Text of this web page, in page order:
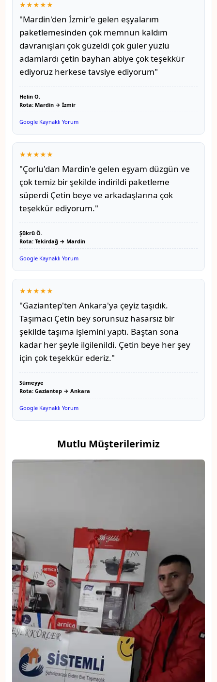
★★★★★
"Mardin'den İzmir'e gelen eşyalarım
paketlemesinden çok memnun kaldım
davranışları çok güzeldi çok güler yüzlü
adamlardı çetin bayhan abiye çok teşekkür
ediyoruz herkese tavsiye ediyorum"
Helin Ö.
Rota: Mardin → İzmir
Google Kaynaklı Yorum
★★★★★
"Çorlu'dan Mardin'e gelen eşyam düzgün ve
çok temiz bir şekilde indirildi paketleme
süperdi Çetin beye ve arkadaşlarına çok
teşekkür ediyorum."
Şükrü Ö.
Rota: Tekirdağ → Mardin
Google Kaynaklı Yorum
★★★★★
"Gaziantep'ten Ankara'ya çeyiz taşıdık.
Taşımacı Çetin bey sorunsuz hasarsız bir
şekilde taşıma işlemini yaptı. Baştan sona
kadar her şeyle ilgilenildi. Çetin beye her şey
için çok teşekkür ederiz."
Sümeyye
Rota: Gaziantep → Ankara
Google Kaynaklı Yorum
Mutlu Müşterilerimiz